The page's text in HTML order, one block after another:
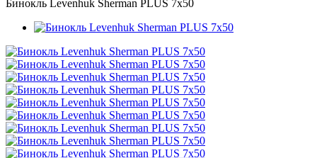
Бинокль Levenhuk Sherman PLUS 7x50